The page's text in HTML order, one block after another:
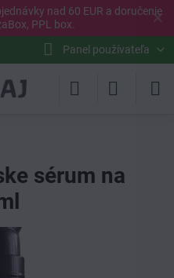
✕
nad 60 EUR a doručenie
PPL box.
Panel používateľa
sérum na